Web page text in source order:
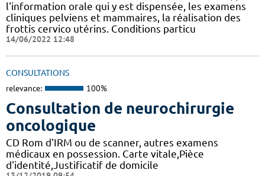
l'information orale qui y est dispensée, les examens
cliniques pelviens et mammaires, la réalisation des
frottis cervico utérins. Conditions particu
14/06/2022 12:48
CONSULTATIONS
relevance: 100%
Consultation de neurochirurgie
oncologique
CD Rom d'IRM ou de scanner, autres examens
médicaux en possession. Carte vitale,Pièce
d'identité,Justificatif de domicile